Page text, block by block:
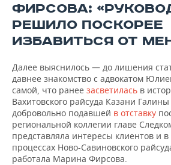
ФИРСОВА:
РЕШИЛО ПОСКОРЕЕ
ИЗБАВИТЬСЯ ОТ
Далее выяснилось — до лишения
давнее знакомство с адвокатом
самой, что ранее засветилась в
Вахитовского райсуда Казани
добровольно подавшей в отставку
региональной коллегии главе
представляла интересы клиентов и
процессах Ново-Савиновского
работала Марина Фирсова.